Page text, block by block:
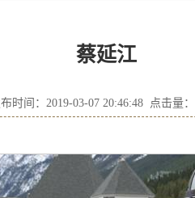
蔡延江
布时间：2019-03-07 20:46:48 点击量：